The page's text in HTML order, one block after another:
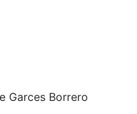
Garces Borrero